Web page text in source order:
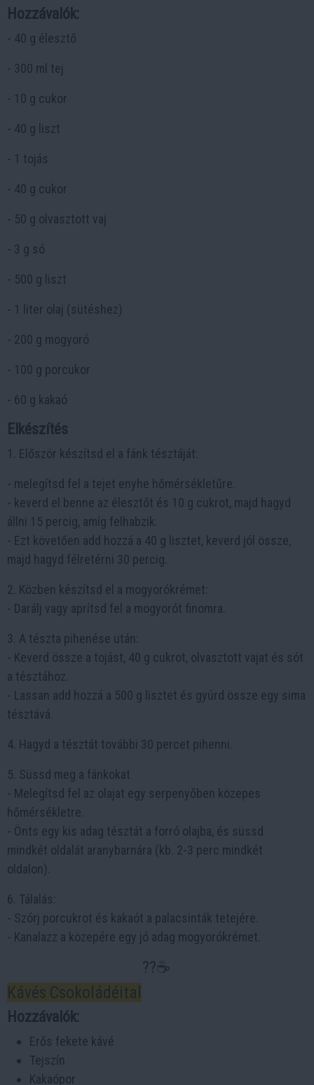
Hozzávalók:
- 40 g élesztő
- 300 ml tej
- 10 g cukor
- 40 g liszt
- 1 tojás
- 40 g cukor
- 50 g olvasztott vaj
- 3 g só
- 500 g liszt
- 1 liter olaj (sütéshez)
- 200 g mogyoró
- 100 g porcukor
- 60 g kakaó
Elkészítés
1. Először készítsd el a fánk tésztáját:
- melegítsd fel a tejet enyhe hőmérsékletűre.
- keverd el benne az élesztőt és 10 g cukrot, majd hagyd
állni 15 percig, amíg felhabzik.
- Ezt követően add hozzá a 40 g lisztet, keverd jól össze,
majd hagyd félretérni 30 percig.
2. Közben készítsd el a mogyorókrémet:
- Darálj vagy aprítsd fel a mogyorót finomra.
3. A tészta pihenése után:
- Keverd össze a tojást, 40 g cukrot, olvasztott vajat és sót
a tésztához.
- Lassan add hozzá a 500 g lisztet és gyúrd össze egy sima
tésztává.
4. Hagyd a tésztát további 30 percet pihenni.
5. Süssd meg a fánkokat
- Melegítsd fel az olajat egy serpenyőben közepes
hőmérsékletre.
- Önts egy kis adag tésztát a forró olajba, és süssd
mindkét oldalát aranybarnára (kb. 2-3 perc mindkét
oldalon).
6. Tálalás:
- Szórj porcukrot és kakaót a palacsinták tetejére.
- Kanalazz a közepére egy jó adag mogyorókrémet.
??☕️
Kávés Csokoládéital
Hozzávalók:
Erős fekete kávé
Tejszín
Kakaópor